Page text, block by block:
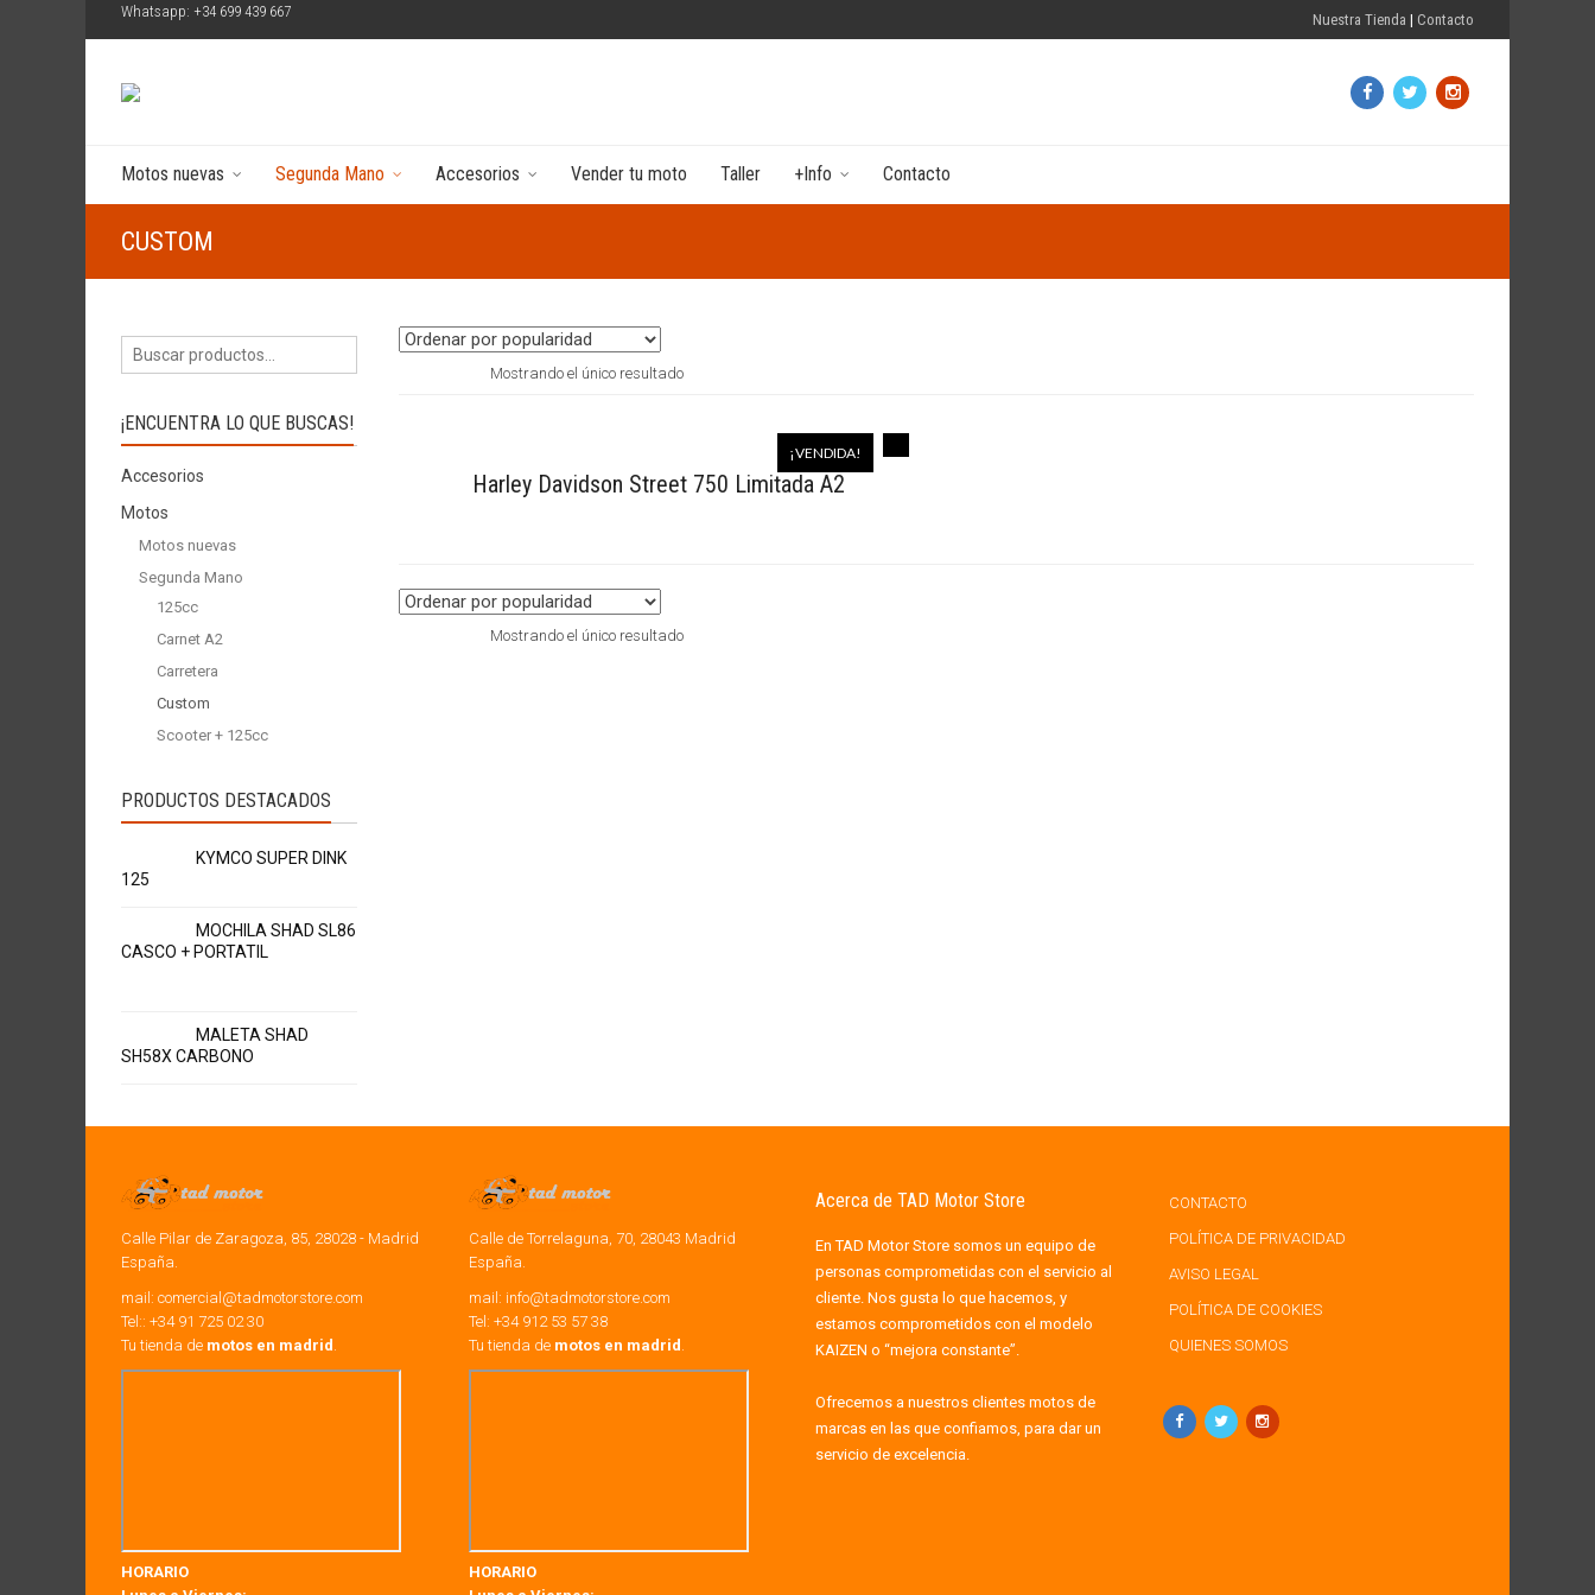
Whatsapp: +34 699 439 667 Nuestra Tienda | Contacto
Motos nuevas Segunda Mano Accesorios Vender tu moto Taller +Info Contacto
CUSTOM
Mostrando el único resultado
¡VENDIDA!
Harley Davidson Street 750 Limitada A2
Mostrando el único resultado
¡ENCUENTRA LO QUE BUSCAS!
Accesorios
Motos
Motos nuevas
Segunda Mano
125cc
Carnet A2
Carretera
Custom
Scooter + 125cc
PRODUCTOS DESTACADOS
KYMCO SUPER DINK
125
MOCHILA SHAD SL86
CASCO + PORTATIL
MALETA SHAD
SH58X CARBONO
Calle Pilar de Zaragoza, 85, 28028 - Madrid
España.
mail: comercial@tadmotorstore.com
Tel:: +34 91 725 02 30
Tu tienda de motos en madrid .
HORARIO
Calle de Torrelaguna, 70, 28043 Madrid
España.
mail: info@tadmotorstore.com
Tel: +34 912 53 57 38
Tu tienda de motos en madrid .
HORARIO
Acerca de TAD Motor Store
En TAD Motor Store somos un equipo de
personas comprometidas con el servicio al
cliente. Nos gusta lo que hacemos, y
estamos comprometidos con el modelo
KAIZEN o “mejora constante”.
Ofrecemos a nuestros clientes motos de
marcas en las que confiamos, para dar un
servicio de excelencia.
CONTACTO
POLÍTICA DE PRIVACIDAD
AVISO LEGAL
POLÍTICA DE COOKIES
QUIENES SOMOS